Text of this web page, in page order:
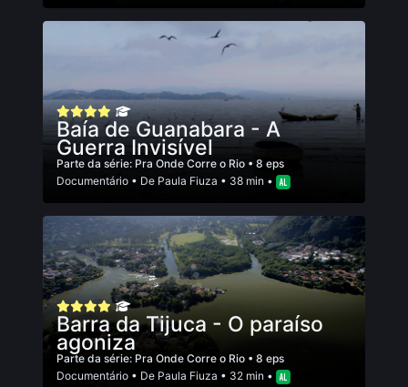
Baía de Guanabara - A
Guerra Invisível
Parte da série: Pra Onde Corre o Rio • 8 eps
Documentário • De Paula Fiuza • 38 min •
Barra da Tijuca - O paraíso
agoniza
Parte da série: Pra Onde Corre o Rio • 8 eps
Documentário • De Paula Fiuza • 32 min •